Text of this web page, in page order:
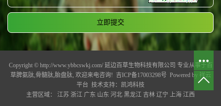
Copyright © http://www.ybbcswkj.com/ 延边百草生物科技有限公司 专业从事于 百
草脾氨肽,骨髓肽,胎盘肽, 欢迎来电咨询! 吉ICP备17003298号 Powered by 祥云
平台 技术支持： 凯鸿科技
主营区域： 江苏 浙江 广东 山东 河北 黑龙江 吉林 辽宁 上海 江西